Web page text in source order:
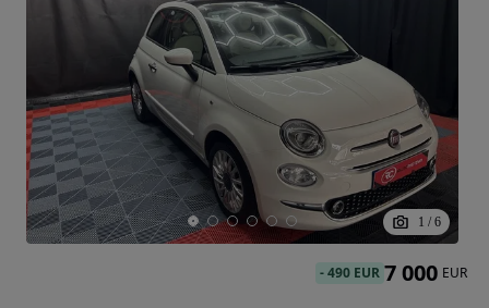
1 / 6
-490 EUR 7 000 EUR